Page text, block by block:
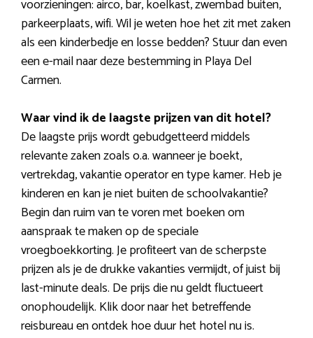
voorzieningen: airco, bar, koelkast, zwembad buiten,
parkeerplaats, wifi. Wil je weten hoe het zit met zaken
als een kinderbedje en losse bedden? Stuur dan even
een e-mail naar deze bestemming in Playa Del
Carmen.
Waar vind ik de laagste prijzen van dit hotel?
De laagste prijs wordt gebudgetteerd middels
relevante zaken zoals o.a. wanneer je boekt,
vertrekdag, vakantie operator en type kamer. Heb je
kinderen en kan je niet buiten de schoolvakantie?
Begin dan ruim van te voren met boeken om
aanspraak te maken op de speciale
vroegboekkorting. Je profiteert van de scherpste
prijzen als je de drukke vakanties vermijdt, of juist bij
last-minute deals. De prijs die nu geldt fluctueert
onophoudelijk. Klik door naar het betreffende
reisbureau en ontdek hoe duur het hotel nu is.